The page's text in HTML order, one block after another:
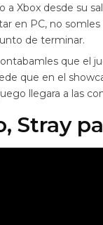
a Xbox desde su
en PC, no
de terminar.
que el
que en el
llegara a las
Stray